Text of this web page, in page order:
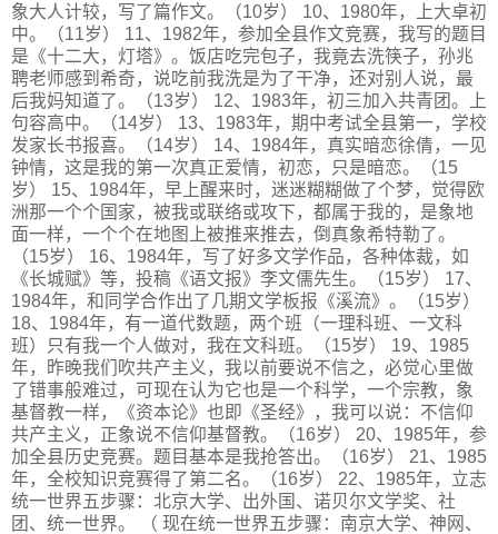
象大人计较，写了篇作文。（10岁） 10、1980年，上大卓初
中。（11岁） 11、1982年，参加全县作文竞赛，我写的题目
是《十二大，灯塔》。饭店吃完包子，我竟去洗筷子，孙兆
聘老师感到希奇，说吃前我洗是为了干净，还对别人说，最
后我妈知道了。（13岁） 12、1983年，初三加入共青团。上
句容高中。（14岁） 13、1983年，期中考试全县第一，学校
发家长书报喜。（14岁） 14、1984年，真实暗恋徐倩，一见
钟情，这是我的第一次真正爱情，初恋，只是暗恋。（15
岁） 15、1984年，早上醒来时，迷迷糊糊做了个梦，觉得欧
洲那一个个国家，被我或联络或攻下，都属于我的，是象地
面一样，一个个在地图上被推来推去，倒真象希特勒了。
（15岁） 16、1984年，写了好多文学作品，各种体裁，如
《长城赋》等，投稿《语文报》李文儒先生。（15岁） 17、
1984年，和同学合作出了几期文学板报《溪流》。（15岁）
18、1984年，有一道代数题，两个班（一理科班、一文科
班）只有我一个人做对，我在文科班。（15岁） 19、1985
年，昨晚我们吹共产主义，我以前要说不信之，必觉心里做
了错事般难过，可现在认为它也是一个科学，一个宗教，象
基督教一样，《资本论》也即《圣经》，我可以说：不信仰
共产主义，正象说不信仰基督教。（16岁） 20、1985年，参
加全县历史竞赛。题目基本是我抢答出。（16岁） 21、1985
年，全校知识竞赛得了第二名。（16岁） 22、1985年，立志
统一世界五步骤：北京大学、出外国、诺贝尔文学奖、社
团、统一世界。 （ 现在统一世界五步骤：南京大学、神网、